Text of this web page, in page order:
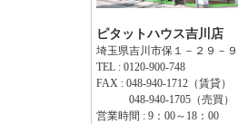
ピタットハウス吉川店
埼玉県吉川市保１－２９－９
TEL : 0120-900-748
FAX : 048-940-1712（賃貸）
048-940-1705（売買）
営業時間 : 9：00～18：00